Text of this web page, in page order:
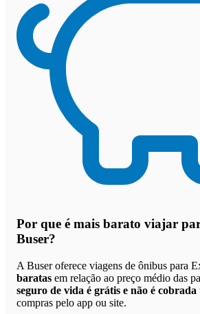
Por que é mais barato viajar
Buser?
A Buser oferece viagens de ônibus para
baratas em relação ao preço médio das
seguro de vida é grátis e não é cobrada
compras pelo app ou site.